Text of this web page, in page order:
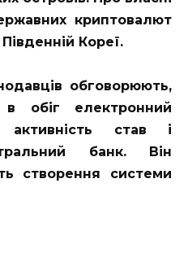
криптовалют
Кореї.
обговорюють,
в обіг електронний
став і
банк. Він
створення системи